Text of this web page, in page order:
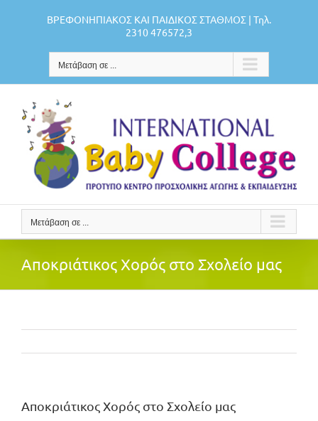
ΒΡΕΦΟΝΗΠΙΑΚΟΣ ΚΑΙ ΠΑΙΔΙΚΟΣ ΣΤΑΘΜΟΣ | Τηλ.
2310 476572,3
Μετάβαση σε ...
Μετάβαση σε ...
Αποκριάτικος Χορός στο Σχολείο μας
Αποκριάτικος Χορός στο Σχολείο μας